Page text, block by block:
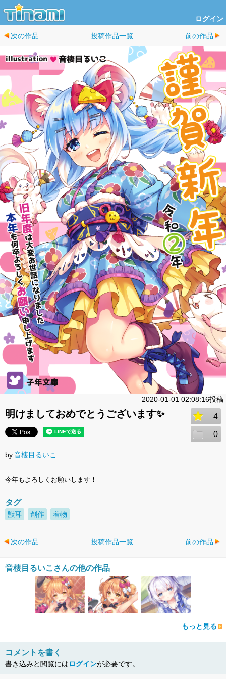
ログイン
次の作品 投稿作品一覧 前の作品
2020-01-01 02:08:16投稿
明けましておめでとうございます✨ 4
0
by.音棲目るいこ
今年もよろしくお願いします！
タグ
獣耳 創作 着物
次の作品 投稿作品一覧 前の作品
音棲目るいこさんの他の作品
もっと見る
コメントを書く
書き込みと閲覧にはログインが必要です。